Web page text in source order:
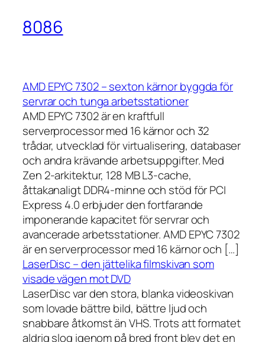
8086
AMD EPYC 7302 – sexton kärnor byggda för
servrar och tunga arbetsstationer
AMD EPYC 7302 är en kraftfull
serverprocessor med 16 kärnor och 32
trådar, utvecklad för virtualisering, databaser
och andra krävande arbetsuppgifter. Med
Zen 2-arkitektur, 128 MB L3-cache,
åttakanaligt DDR4-minne och stöd för PCI
Express 4.0 erbjuder den fortfarande
imponerande kapacitet för servrar och
avancerade arbetsstationer. AMD EPYC 7302
är en serverprocessor med 16 kärnor och […]
LaserDisc – den jättelika filmskivan som
visade vägen mot DVD
LaserDisc var den stora, blanka videoskivan
som lovade bättre bild, bättre ljud och
snabbare åtkomst än VHS. Trots att formatet
aldrig slog igenom på bred front blev det en